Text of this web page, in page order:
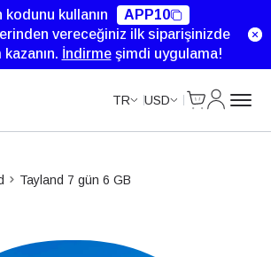
kodunu kullanın
APP10
vereceğiniz ilk siparişinizde
İndirmeşimdi uygulama!
TR USD
Tayland 7 gün 6 GB
Unlimited Data